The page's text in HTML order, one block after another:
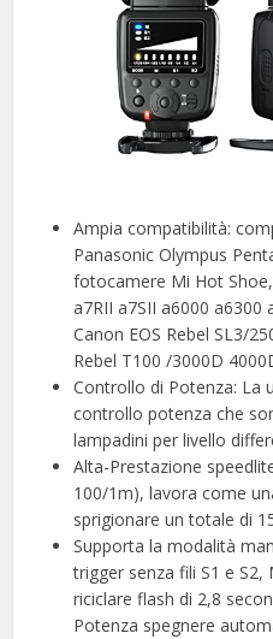
Ampia compatibilità:
Panasonic Olympus
fotocamere Mi Hot
a7RII a7SII a6000
Canon EOS Rebel SL3/
Rebel T100 /3000D
Controllo di Potenza: La
controllo potenza che
lampadini per livello
Alta-Prestazione
100/1m), lavora come
sprigionare un totale di
Supporta la modalità
trigger senza fili S1 e
riciclare flash di 2,8
Potenza spegnere